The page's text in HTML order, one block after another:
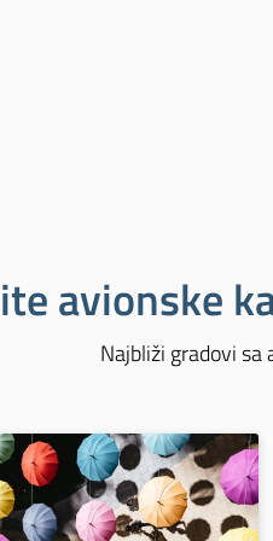
avionske
Najbliži gradovi